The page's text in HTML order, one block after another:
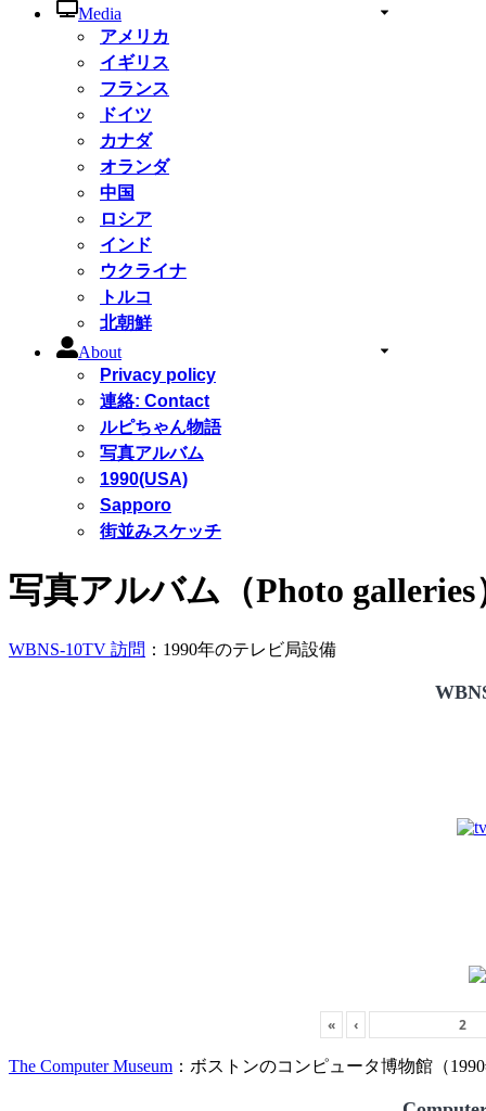
Media
アメリカ
イギリス
フランス
ドイツ
カナダ
オランダ
中国
ロシア
インド
ウクライナ
トルコ
北朝鮮
About
Privacy policy
連絡: Contact
ルピちゃん物語
写真アルバム
1990(USA)
Sapporo
街並みスケッチ
写真アルバム（Photo galleries
WBNS-10TV 訪問 ：1990年のテレビ局設備
« ‹
The Computer Museum ：ボストンのコンピュータ博物館（